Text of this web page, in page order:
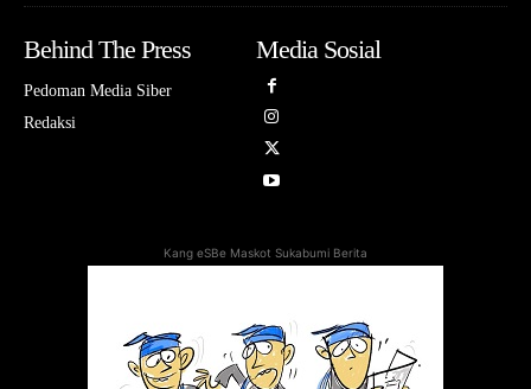
Behind The Press
Pedoman Media Siber
Redaksi
Media Sosial
Kang eSBe Maskot Sukabumi Berita